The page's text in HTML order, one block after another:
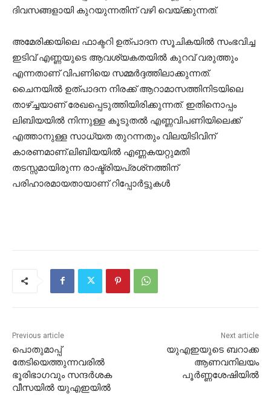
ദിവസങ്ങളായി കുറയുന്നതിന് വഴി വെയ്ക്കുന്നത്.
അമേരിക്കയിലെ ഫാക്ടറി ഉത്പാദന സൂചികയില്‍ സംഭവിച്ച
ഇടിവ് എണ്ണയുടെ ആവശ്യകതയില്‍ കുറവ് വരുത്തും
എന്നതാണ് വിപണിയെ സമ്മര്‍ദ്ദത്തിലാക്കുന്നത്.
ചൈനയില്‍ ഉത്പാദന നിരക്ക് ആറാമാസത്തിനിടയിലെ
താഴ്ച്ചയാണ് രേഖപ്പെടുത്തിയിരിക്കുന്നത്. ഇതിനൊപ്പം
ലിബിയയില്‍ നിന്നുള്ള കൂടുതല്‍ എണ്ണവിപണിയിലെക്ക്
എത്താനുള്ള സാധ്യത തുറന്നതും വിലയിടിവിന്
കാരണമാണ്.ലിബിയയില്‍ എണ്ണകയറ്റുമതി
തടസ്സമായിരുന്ന രാഷ്ട്രിയപ്രശ്‌നത്തിന്
പരിഹാരമായതായാണ് റിപ്പോര്‍ട്ടുകള്‍
Previous article
പൊതുമാപ്പ്
തേടിയെത്തുന്നവരില്‍
ഭൂരിഭാഗവും സന്ദര്‍ശക
വീസയില്‍ യുഎഇയില്‍
Next article
യുഎഇയുടെ ബറാക്ക
ആണവനിലയം
പൂര്‍ണ്ണശേഷിയില്‍